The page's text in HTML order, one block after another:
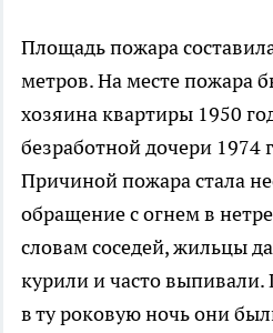
Площадь пожара
метров. На месте пожара
хозяина квартиры 1950
безработной дочери 1974
Причиной пожара стала
обращение с огнем в
словам соседей, жильцы
курили и часто
в ту роковую ночь они